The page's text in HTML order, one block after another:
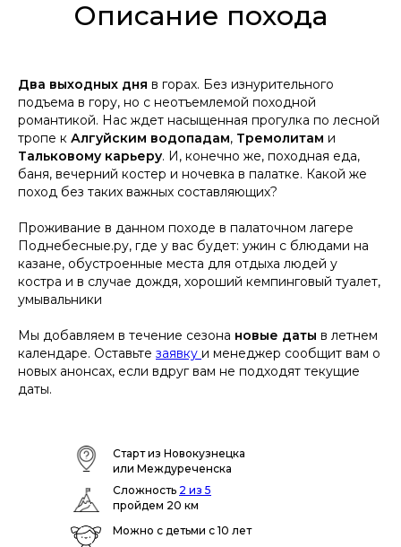
Описание похода
Два выходных дня в горах. Без изнурительного
подъема в гору, но с неотъемлемой походной
романтикой. Нас ждет насыщенная прогулка по лесной
тропе к Алгуйским водопадам, Тремолитам и
Тальковому карьеру. И, конечно же, походная еда,
баня, вечерний костер и ночевка в палатке. Какой же
поход без таких важных составляющих?
Проживание в данном походе в палаточном лагере
Поднебесные.ру, где у вас будет: ужин с блюдами на
казане, обустроенные места для отдыха людей у
костра и в случае дождя, хороший кемпинговый туалет,
умывальники
Мы добавляем в течение сезона новые даты в летнем
календаре. Оставьте заявку и менеджер сообщит вам о
новых анонсах, если вдруг вам не подходят текущие
даты.
Старт из Новокузнецка
или Междуреченска
Сложность 2 из 5
пройдем 20 км
Можно с детьми с 10 лет